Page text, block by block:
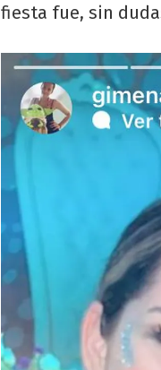
fiesta fue, sin